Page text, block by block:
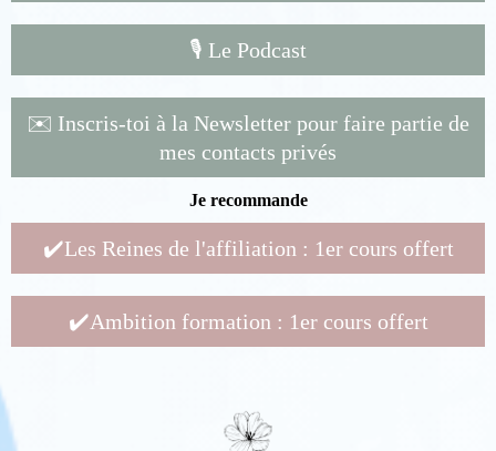
🎙️ Le Podcast
✉️ Inscris-toi à la Newsletter pour faire partie de
mes contacts privés
Je recommande
✔️Les Reines de l'affiliation : 1er cours offert
✔️Ambition formation : 1er cours offert